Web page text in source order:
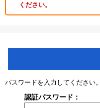
ください。
パスワードを入力してください。
認証パスワード：